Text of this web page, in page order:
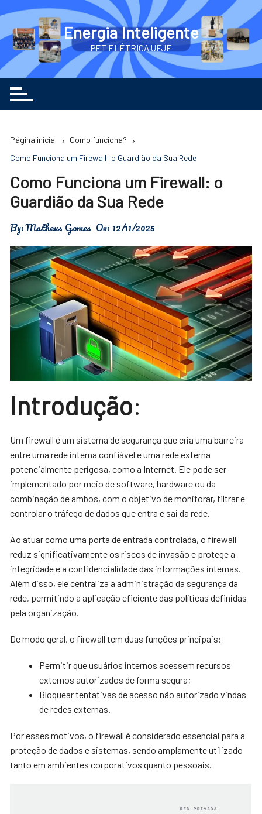
o
conteúdo
Energia Inteligente
PET ELÉTRICA UFJF
Página inicial
Como funciona?
Como Funciona um Firewall: o Guardião da Sua Rede
Como Funciona um Firewall: o
Guardião da Sua Rede
By:Matheus Gomes On: 12/11/2025
Introdução:
Um firewall é um sistema de segurança que cria uma barreira
entre uma rede interna confiável e uma rede externa
potencialmente perigosa, como a Internet. Ele pode ser
implementado por meio de software, hardware ou da
combinação de ambos, com o objetivo de monitorar, filtrar e
controlar o tráfego de dados que entra e sai da rede.
Ao atuar como uma porta de entrada controlada, o firewall
reduz significativamente os riscos de invasão e protege a
integridade e a confidencialidade das informações internas.
Além disso, ele centraliza a administração da segurança da
rede, permitindo a aplicação eficiente das políticas definidas
pela organização.
De modo geral, o firewall tem duas funções principais:
Permitir que usuários internos acessem recursos
externos autorizados de forma segura;
Bloquear tentativas de acesso não autorizado vindas
de redes externas.
Por esses motivos, o firewall é considerado essencial para a
proteção de dados e sistemas, sendo amplamente utilizado
tanto em ambientes corporativos quanto pessoais.